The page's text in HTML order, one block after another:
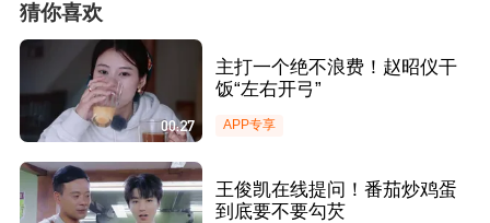
猜你喜欢
00:27
主打一个绝不浪费！赵昭仪干
饭“左右开弓”
APP专享
王俊凯在线提问！番茄炒鸡蛋
到底要不要勾芡